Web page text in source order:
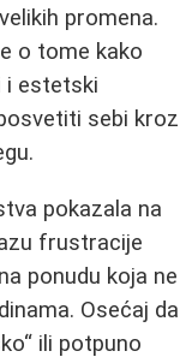
promena.
o tome kako
i estetski
sebi kroz
pokazala na
frustracije
ponudu koja ne
Osećaj da
ili potpuno